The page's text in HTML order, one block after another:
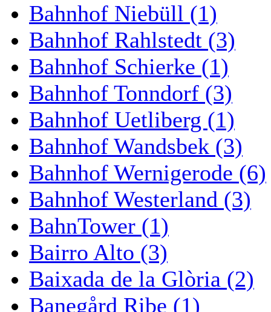
Bahnhof Niebüll (1)
Bahnhof Rahlstedt (3)
Bahnhof Schierke (1)
Bahnhof Tonndorf (3)
Bahnhof Uetliberg (1)
Bahnhof Wandsbek (3)
Bahnhof Wernigerode (6)
Bahnhof Westerland (3)
BahnTower (1)
Bairro Alto (3)
Baixada de la Glòria (2)
Banegård Ribe (1)